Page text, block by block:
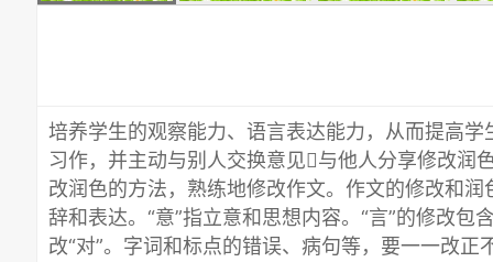
培养学生的观察能力、语言表达能力，从而提高
习作，并主动与别人交换意见与他人分享修改润
改润色的方法，熟练地修改作文。作文的修改和润
辞和表达。“意”指立意和思想内容。“言”的修改包
改“对”。字词和标点的错误、病句等，要一一改